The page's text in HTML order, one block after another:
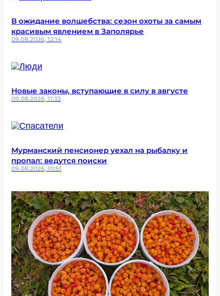
В ожидание волшебства: сезон охоты за самым
красивым явлением в Заполярье
09.08.2026, 12:14
Новые законы, вступающие в силу в августе
09.08.2026, 11:33
Мурманский пенсионер уехал на рыбалку и
пропал: ведутся поиски
09.08.2026, 10:51